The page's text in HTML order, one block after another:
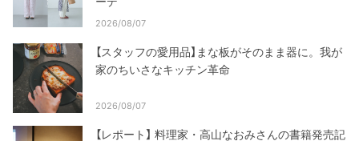
2026/08/07
【スタッフの愛用品】まな板がそのまま器に。我が
家のちいさなキッチン革命
2026/08/07
【レポート】 料理家・高山なおみさんの書籍発売記